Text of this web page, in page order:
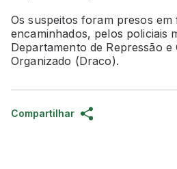
Os suspeitos foram presos em
encaminhados, pelos policiais
Departamento de Repressão e
Organizado (Draco).
Compartilhar